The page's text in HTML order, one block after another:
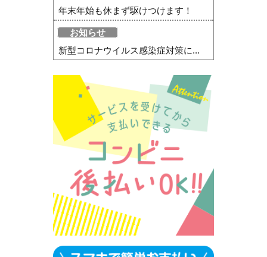
年末年始も休まず駆けつけます！
お知らせ
新型コロナウイルス感染症対策に...